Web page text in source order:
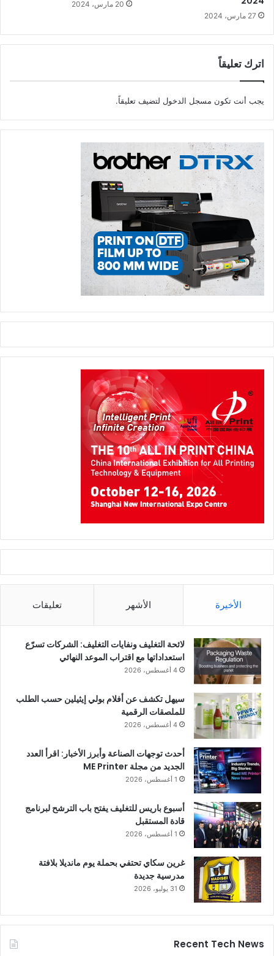
27 مارس، 2024
20 مارس، 2024
اترك تعليقاً
يجب أنت تكون مسجل الدخول لتضيف تعليقاً.
الأخيرة الأشهر تعليقات
لائحة التغليف ونفايات التغليف: الشركات تسرّع
استعداداتها مع اقتراب الموعد النهائي
4 أغسطس، 2026
سيهل تكشف عن أفلام بولي إيثيلين حسب الطلب
للملصقات الرقمية
4 أغسطس، 2026
أحدث توجهات الصناعة وأبرز الأخبار: اقرأ العدد
الجديد من مجلة ME Printer
1 أغسطس، 2026
أسبوع باريس للتغليف يفتح باب الترشح لبرنامج
قادة المستقبل
1 أغسطس، 2026
غرين سكاي تحتفي بحملة يوم مانديلا بلافتة
مدرسية جديدة
31 يوليو، 2026
Recent Tech News